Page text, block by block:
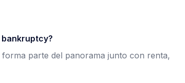
bankruptcy?
parte del panorama junto con renta,